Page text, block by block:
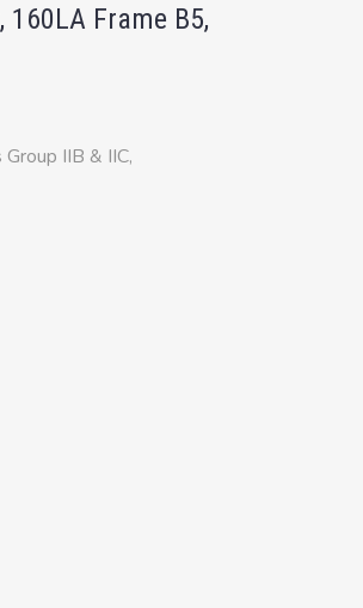
160LA Frame B5,
IIB & IIC,